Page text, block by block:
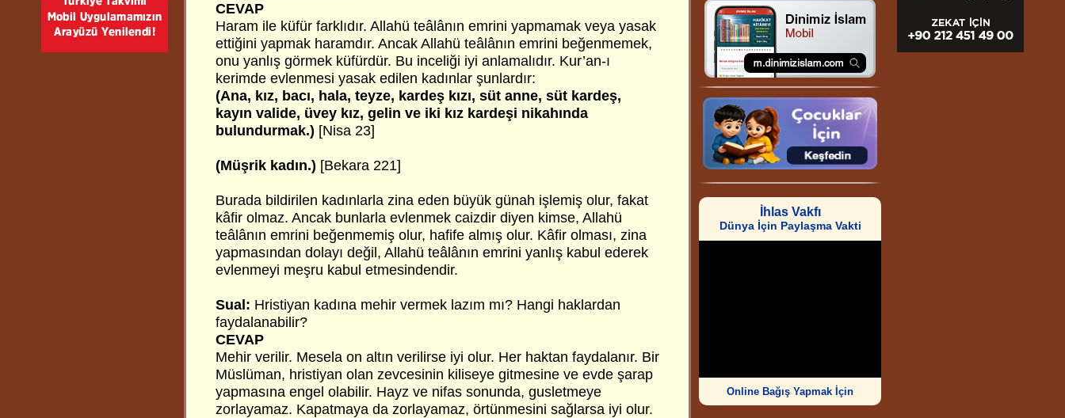
CEVAP
Haram ile küfür farklıdır. Allahü teâlânın emrini yapmamak veya yasak
ettiğini yapmak haramdır. Ancak Allahü teâlânın emrini beğenmemek,
onu yanlış görmek küfürdür. Bu inceliği iyi anlamalıdır. Kur’an-ı
kerimde evlenmesi yasak edilen kadınlar şunlardır:
(Ana, kız, bacı, hala, teyze, kardeş kızı, süt anne, süt kardeş,
kayın valide, üvey kız, gelin ve iki kız kardeşi nikahında
bulundurmak.) [Nisa 23]
(Müşrik kadın.) [Bekara 221]
Burada bildirilen kadınlarla zina eden büyük günah işlemiş olur, fakat
kâfir olmaz. Ancak bunlarla evlenmek caizdir diyen kimse, Allahü
teâlânın emrini beğenmemiş olur, hafife almış olur. Kâfir olması, zina
yapmasından dolayı değil, Allahü teâlânın emrini yanlış kabul ederek
evlenmeyi meşru kabul etmesindendir.
Sual: Hristiyan kadına mehir vermek lazım mı? Hangi haklardan
faydalanabilir?
CEVAP
Mehir verilir. Mesela on altın verilirse iyi olur. Her haktan faydalanır. Bir
Müslüman, hristiyan olan zevcesinin kiliseye gitmesine ve evde şarap
yapmasına engel olabilir. Hayz ve nifas sonunda, gusletmeye
zorlayamaz. Kapatmaya da zorlayamaz, örtünmesini sağlarsa iyi olur.
İhlas Vakfı
Dünya İçin Paylaşma Vakti
Online Bağış Yapmak İçin